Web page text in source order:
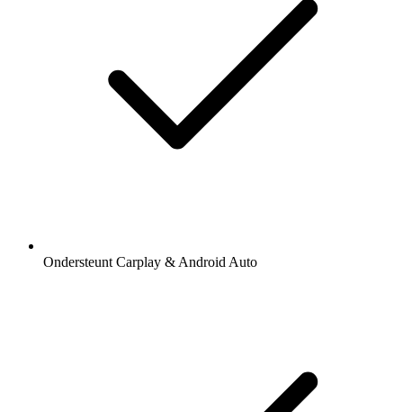
Ondersteunt Carplay & Android Auto